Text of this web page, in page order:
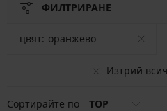
ФИЛТРИРАНЕ
Изтрий
цвят: оранжево
Сортирайте по TOP